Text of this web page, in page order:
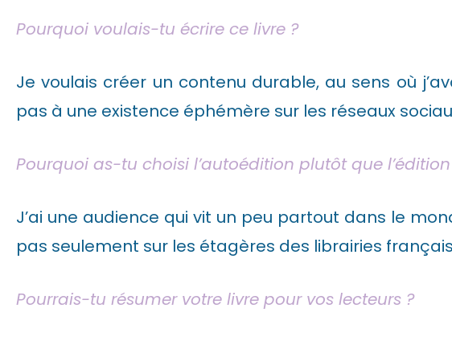
Pourquoi voulais-tu écrire ce livre ?
Je voulais créer un contenu durable, au sens où
pas à une existence éphémère sur les réseaux
Pourquoi as-tu choisi l’autoédition plutôt que
J’ai une audience qui vit un peu partout dans le
pas seulement sur les étagères des librairies
Pourrais-tu résumer votre livre pour vos lecteurs ?